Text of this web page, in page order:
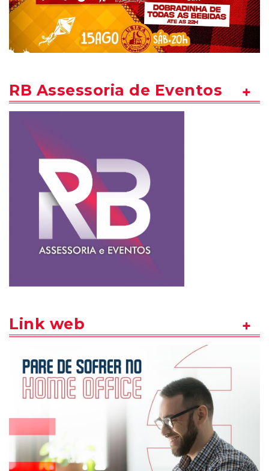
RB Assessoria de Eventos
Link web